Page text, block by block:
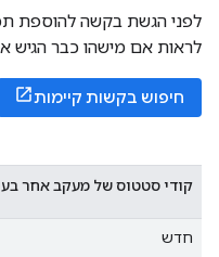
לפני הגשת בקשה להוספת
לראות אם מישהו כבר הגיש
חיפוש בקשות קיימות
קודי סטטוס של מעקב אחר
חדש